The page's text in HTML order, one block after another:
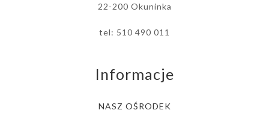
22-200 Okuninka
tel: 510 490 011
Informacje
NASZ OŚRODEK